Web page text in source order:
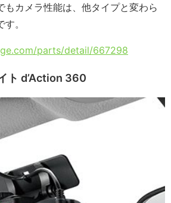
もカメラ性能は、他タイプと変わら
。
parts/detail/667298
ト d’Action 360